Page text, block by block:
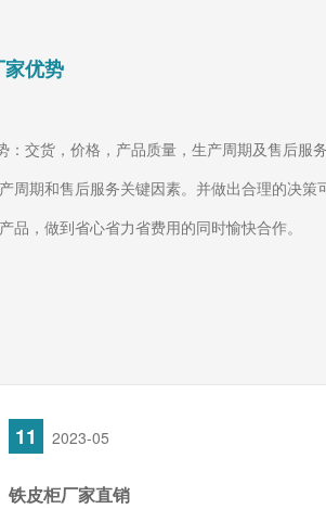
优势
货，价格，产品质量，生产周期及售后服
周期和售后服务关键因素。并做出合理的决策
，做到省心省力省费用的同时愉快合作。
11 2023-05
铁皮柜厂家直销